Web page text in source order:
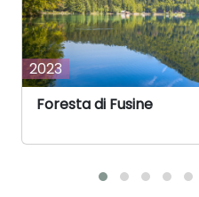
2023
Foresta di Fusine